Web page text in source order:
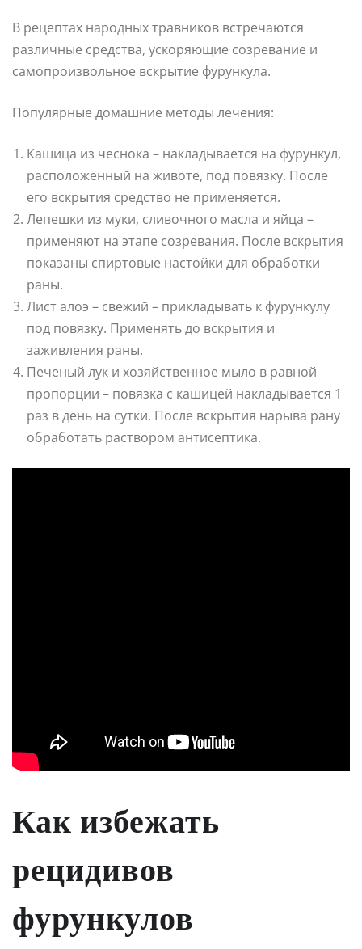
В рецептах народных травников встречаются
различные средства, ускоряющие созревание и
самопроизвольное вскрытие фурункула.
Популярные домашние методы лечения:
Кашица из чеснока – накладывается на фурункул,
расположенный на животе, под повязку. После
его вскрытия средство не применяется.
Лепешки из муки, сливочного масла и яйца –
применяют на этапе созревания. После вскрытия
показаны спиртовые настойки для обработки
раны.
Лист алоэ – свежий – прикладывать к фурункулу
под повязку. Применять до вскрытия и
заживления раны.
Печеный лук и хозяйственное мыло в равной
пропорции – повязка с кашицей накладывается 1
раз в день на сутки. После вскрытия нарыва рану
обработать раствором антисептика.
Как избежать
рецидивов
фурункулов